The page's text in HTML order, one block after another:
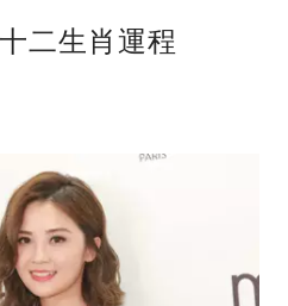
二生肖運程